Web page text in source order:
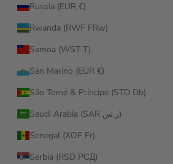
Russia (EUR €)
Rwanda (RWF FRw)
Samoa (WST T)
San Marino (EUR €)
São Tomé & Príncipe (STD Db)
Saudi Arabia (SAR ر.س)
Senegal (XOF Fr)
Serbia (RSD РСД)